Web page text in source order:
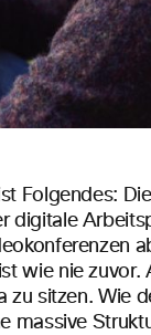
Folgendes:
digitale
wie nie zuvor.
zu sitzen. Wie
massive